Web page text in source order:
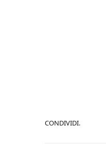
CONDIVIDI.